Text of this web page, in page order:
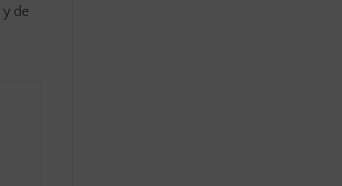
de